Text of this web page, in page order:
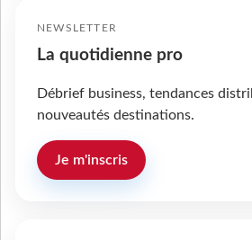
NEWSLETTER
La quotidienne pro
Débrief business, tendances
nouveautés destinations.
Je m'inscris